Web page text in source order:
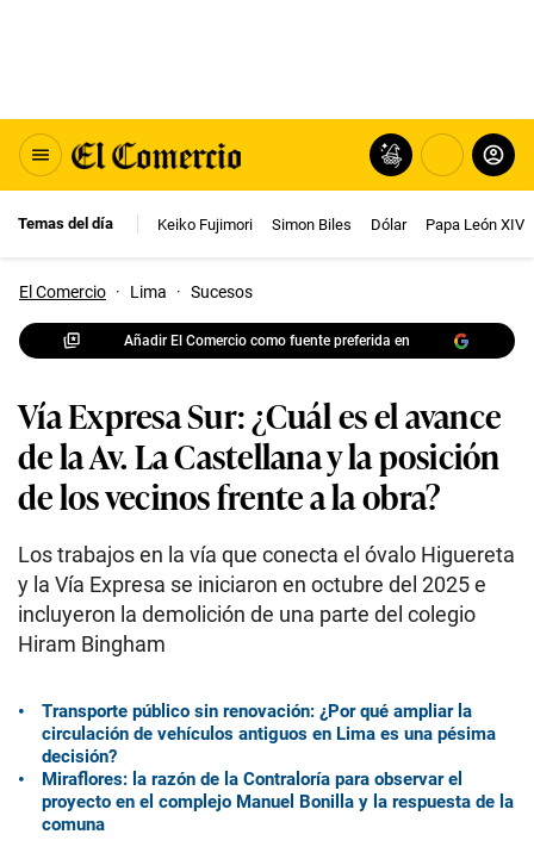
Temas del día Keiko Fujimori Simon Biles Dólar Papa León XIV
El Comercio · Lima · Sucesos
Añadir El Comercio como fuente preferida en
Vía Expresa Sur: ¿Cuál es el avance
de la Av. La Castellana y la posición
de los vecinos frente a la obra?
Los trabajos en la vía que conecta el óvalo Higuereta
y la Vía Expresa se iniciaron en octubre del 2025 e
incluyeron la demolición de una parte del colegio
Hiram Bingham
Transporte público sin renovación: ¿Por qué ampliar la
circulación de vehículos antiguos en Lima es una pésima
decisión?
Miraflores: la razón de la Contraloría para observar el
proyecto en el complejo Manuel Bonilla y la respuesta de la
comuna